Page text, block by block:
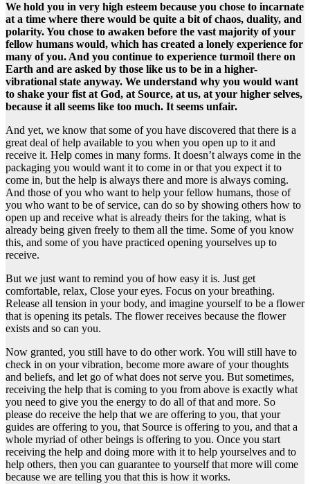
We hold you in very high esteem because you chose to incarnate
at a time where there would be quite a bit of chaos, duality, and
polarity. You chose to awaken before the vast majority of your
fellow humans would, which has created a lonely experience for
many of you. And you continue to experience turmoil there on
Earth and are asked by those like us to be in a higher-
vibrational state anyway. We understand why you would want
to shake your fist at God, at Source, at us, at your higher selves,
because it all seems like too much. It seems unfair.
And yet, we know that some of you have discovered that there is a
great deal of help available to you when you open up to it and
receive it. Help comes in many forms. It doesn’t always come in the
packaging you would want it to come in or that you expect it to
come in, but the help is always there and more is always coming.
And those of you who want to help your fellow humans, those of
you who want to be of service, can do so by showing others how to
open up and receive what is already theirs for the taking, what is
already being given freely to them all the time. Some of you know
this, and some of you have practiced opening yourselves up to
receive.
But we just want to remind you of how easy it is. Just get
comfortable, relax, Close your eyes. Focus on your breathing.
Release all tension in your body, and imagine yourself to be a flower
that is opening its petals. The flower receives because the flower
exists and so can you.
Now granted, you still have to do other work. You will still have to
check in on your vibration, become more aware of your thoughts
and beliefs, and let go of what does not serve you. But sometimes,
receiving the help that is coming to you from above is exactly what
you need to give you the energy to do all of that and more. So
please do receive the help that we are offering to you, that your
guides are offering to you, that Source is offering to you, and that a
whole myriad of other beings is offering to you. Once you start
receiving the help and doing more with it to help yourselves and to
help others, then you can guarantee to yourself that more will come
because we are telling you that this is how it works.